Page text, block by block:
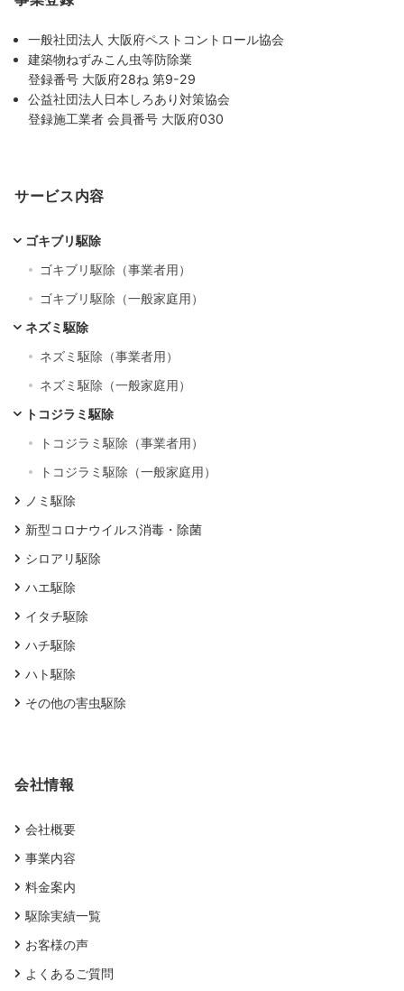
一般社団法人 大阪府ペストコントロール協会
建築物ねずみこん虫等防除業
登録番号 大阪府28ね 第9-29
公益社団法人日本しろあり対策協会
登録施工業者 会員番号 大阪府030
サービス内容
ゴキブリ駆除
ゴキブリ駆除（事業者用）
ゴキブリ駆除（一般家庭用）
ネズミ駆除
ネズミ駆除（事業者用）
ネズミ駆除（一般家庭用）
トコジラミ駆除
トコジラミ駆除（事業者用）
トコジラミ駆除（一般家庭用）
ノミ駆除
新型コロナウイルス消毒・除菌
シロアリ駆除
ハエ駆除
イタチ駆除
ハチ駆除
ハト駆除
その他の害虫駆除
会社情報
会社概要
事業内容
料金案内
駆除実績一覧
お客様の声
よくあるご質問